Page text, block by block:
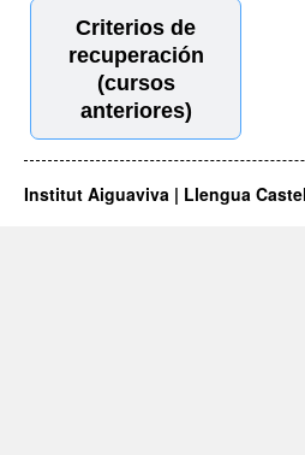
Criterios de
recuperación
(cursos
anteriores)
Institut Aiguaviva | Llengua